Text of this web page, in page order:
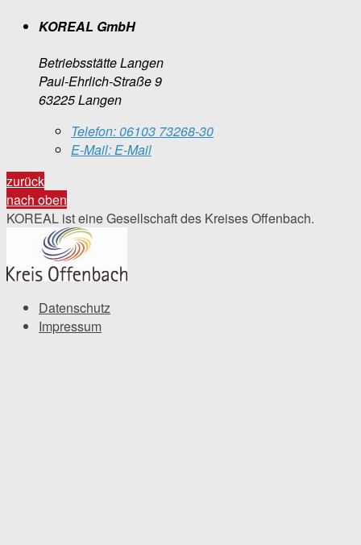
KOREAL GmbH
Betriebsstätte Langen
Paul-Ehrlich-Straße 9
63225 Langen
Telefon:06103 73268-30
E-Mail:E-Mail
zurück
nach oben
KOREAL ist eine Gesellschaft des Kreises Offenbach.
Datenschutz
Impressum